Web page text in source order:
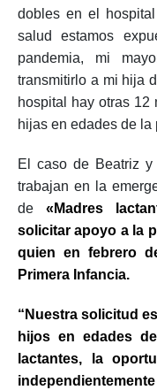
dobles en el
salud estamos
pandemia, mi
transmitirlo a mi hija
hospital hay otras 12
hijas en edades de la
El caso de Beatriz
trabajan en la
de«Madres
solicitar apoyo a la
quien en febrero
Primera Infancia.
“Nuestra solicitud
hijos en edades
lactantes, la